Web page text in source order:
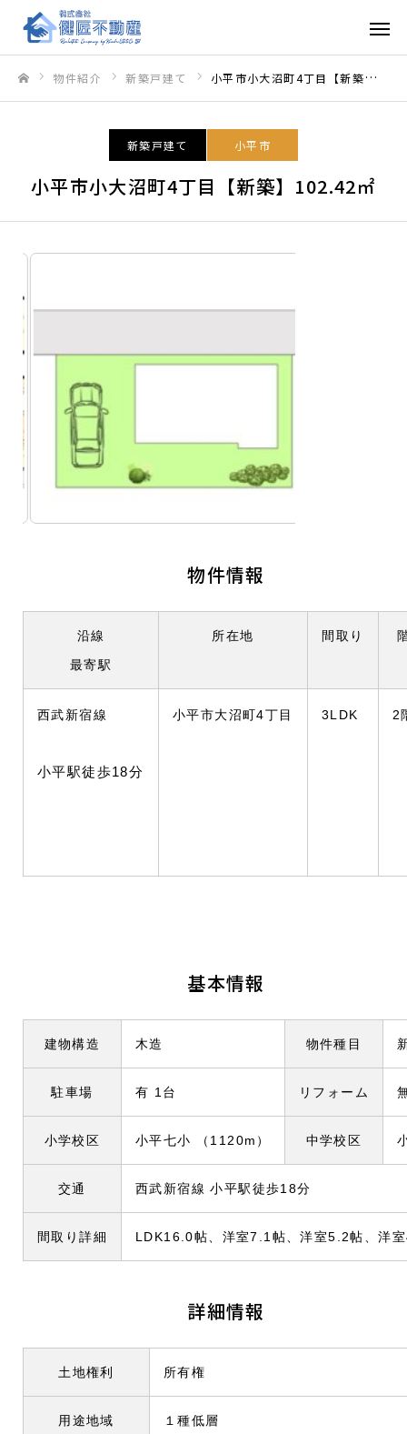
物件紹介 新築戸建て 小平市小大沼町4丁目【新築】102.42㎡
新築戸建て 小平市
小平市小大沼町4丁目【新築】102.42㎡
物件情報
沿線
最寄駅
所在地 間取り
西武新宿線
小平駅徒歩18分
小平市大沼町4丁目 3LDK 2
基本情報
建物構造 木造 物件種目
駐車場 有 1 台 リフォーム
小学校区 小平七小 （1120m） 中学校区
交通 西武新宿線 小平駅徒歩18分
間取り詳細 LDK16.0帖、洋室7.1帖、洋室5.2帖、洋
詳細情報
土地権利 所有権
用途地域 １種低層